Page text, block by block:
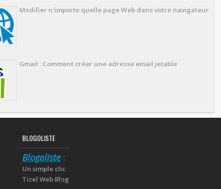
Modifier n'importe quelle page Web dans votre navigateur
Gmail : Comment créer une adresse email jetable
BLOGOLISTE
Blogoliste :
Un simple clic
Tizel Web Blog